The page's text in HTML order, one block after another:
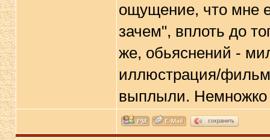
ощущение, что мне
зачем", вплоть до
же, обьяснений -
иллюстрация/фильм
выплыли. Немножко
сохранить